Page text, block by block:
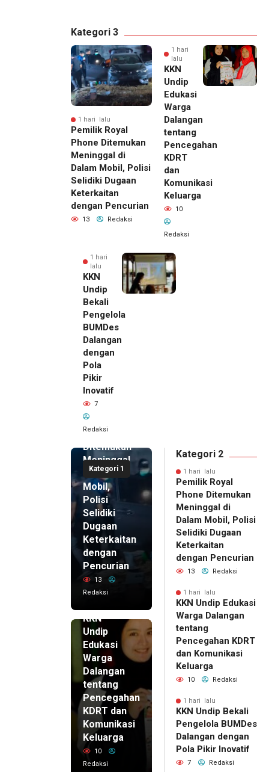
Kategori 3
1 hari lalu
Pemilik Royal
Phone Ditemukan
Meninggal di
Dalam Mobil, Polisi
Selidiki Dugaan
Keterkaitan
dengan Pencurian
13 Redaksi
1 hari
lalu
KKN
Undip
Edukasi
Warga
Dalangan
tentang
Pencegahan
KDRT
dan
Komunikasi
Keluarga
10
Redaksi
1 hari
lalu
KKN
Undip
Bekali
Pengelola
BUMDes
Dalangan
dengan
Pola
Pikir
Inovatif
7
Redaksi
Kategori 1
1 hari lalu
Pemilik
Royal
Phone
Ditemukan
Meninggal
di Dalam
Mobil,
Polisi
Selidiki
Dugaan
Keterkaitan
dengan
Pencurian
13
Redaksi
KKN
Undip
Edukasi
Warga
Dalangan
tentang
Pencegahan
KDRT dan
Komunikasi
Keluarga
10
Redaksi
Kategori 2
1 hari lalu
Pemilik Royal
Phone Ditemukan
Meninggal di
Dalam Mobil, Polisi
Selidiki Dugaan
Keterkaitan
dengan Pencurian
13 Redaksi
1 hari lalu
KKN Undip Edukasi
Warga Dalangan
tentang
Pencegahan KDRT
dan Komunikasi
Keluarga
10 Redaksi
1 hari lalu
KKN Undip Bekali
Pengelola BUMDes
Dalangan dengan
Pola Pikir Inovatif
7 Redaksi